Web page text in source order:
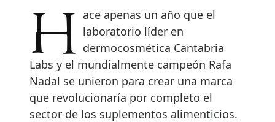
Hace apenas un año que el laboratorio líder en
dermocosmética Cantabria
Labs y el mundialmente campeón Rafa
Nadal se unieron para crear una marca
que revolucionaría por completo el
sector de los suplementos alimenticios.